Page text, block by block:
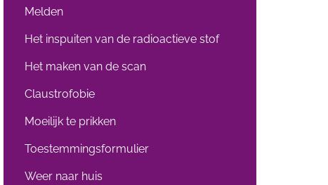
Melden
Het inspuiten van de radioactieve stof
Het maken van de scan
Claustrofobie
Moeilijk te prikken
Toestemmingsformulier
Weer naar huis